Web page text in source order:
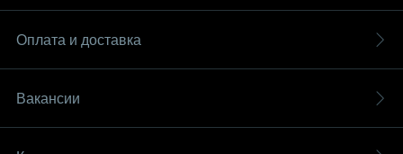
Оплата и доставка
Вакансии